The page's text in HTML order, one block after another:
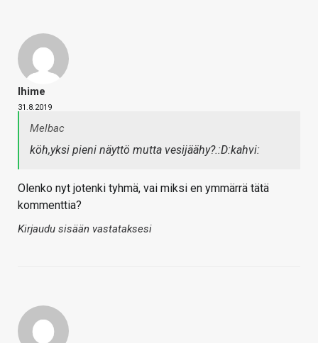
Ihime
31.8.2019
Melbac
köh,yksi pieni näyttö mutta vesijäähy?.:D:kahvi:
Olenko nyt jotenki tyhmä, vai miksi en ymmärrä tätä
kommenttia?
Kirjaudu sisään vastataksesi